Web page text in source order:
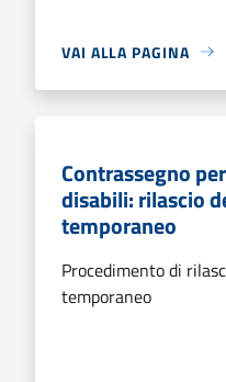
VAI ALLA PAGINA
Contrassegno
disabili: rilascio
temporaneo
Procedimento di
temporaneo